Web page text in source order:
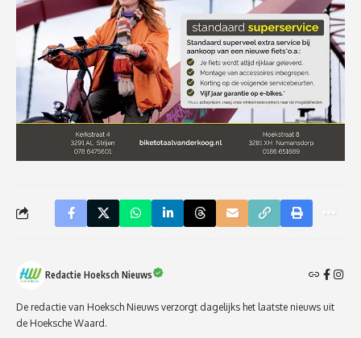
Redactie Hoeksch Nieuws
De redactie van Hoeksch Nieuws verzorgt dagelijks het laatste nieuws uit
de Hoeksche Waard.